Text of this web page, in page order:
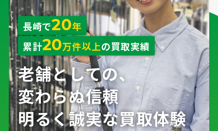
長崎で20年
累計20万件以上の買取実績
老舗としての、
変わらぬ信頼
明るく誠実な買取体験